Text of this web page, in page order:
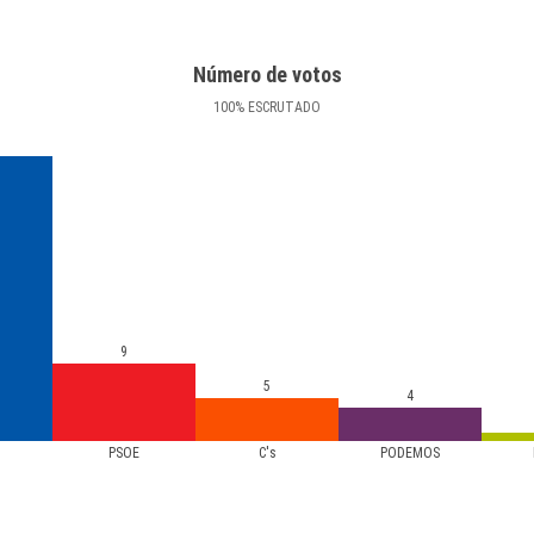
Número de votos
100% ESCRUTADO
PSOE C's PODEMOS
9
5
4